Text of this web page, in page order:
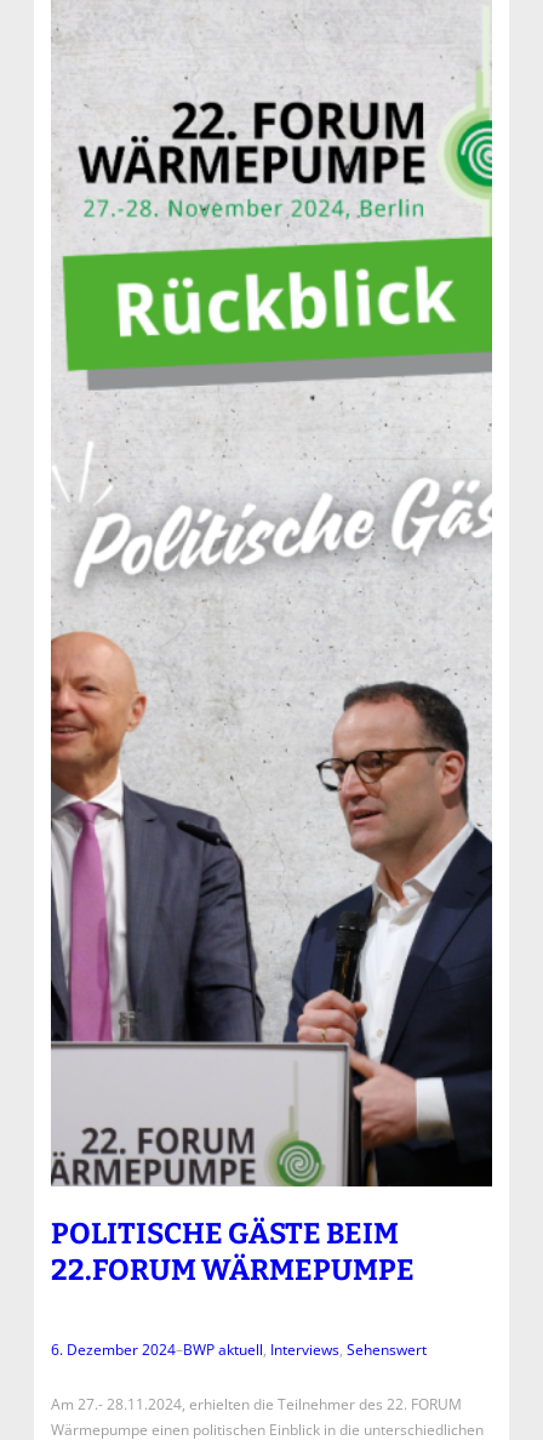
POLITISCHE GÄSTE BEIM
22.FORUM WÄRMEPUMPE
6. Dezember 2024–BWP aktuell, Interviews, Sehenswert
Am 27.- 28.11.2024, erhielten die Teilnehmer des 22. FORUM
Wärmepumpe einen politischen Einblick in die unterschiedlichen